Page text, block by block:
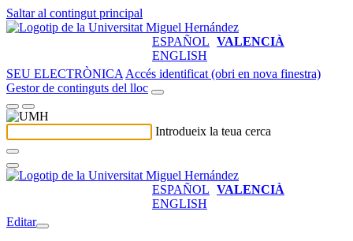
Saltar al contingut principal
ESPAÑOL VALENCIÀ
ENGLISH
SEU ELECTRÒNICA Accés identificat (obri en nova finestra)
Gestor de continguts del lloc
Introdueix la teua cerca
ESPAÑOL VALENCIÀ
ENGLISH
Editar